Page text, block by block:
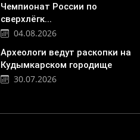
Чемпионат России по
сверхлёгк...
04.08.2026
Археологи ведут раскопки на
Кудымкарском городище
30.07.2026